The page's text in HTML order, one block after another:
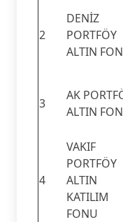
2
DENİZ
PORTFÖY
ALTIN
3
AK
ALTIN
4
VAKIF
PORTFÖY
ALTIN
KATILIM
FONU